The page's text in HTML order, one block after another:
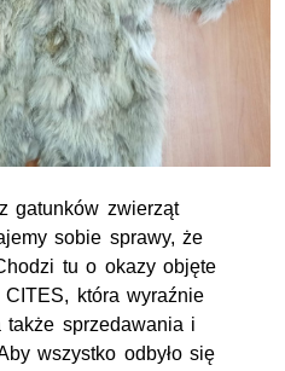
gatunków zwierząt
sobie sprawy, że
tu o okazy objęte
która wyraźnie
także sprzedawania i
wszystko odbyło się